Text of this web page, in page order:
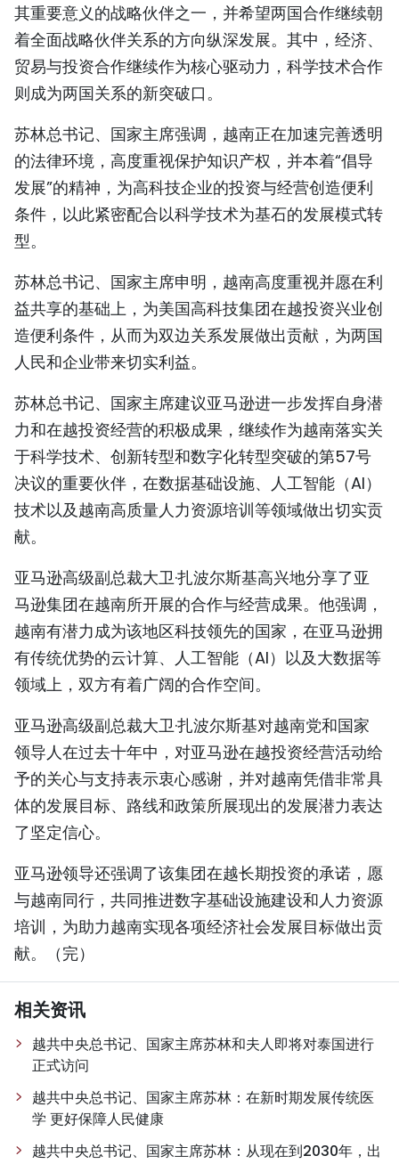
ENGLISH
FRANÇAIS
ESPAÑOL
其重要意义的战略伙伴之一，并希望两国合作继续朝
着全面战略伙伴关系的方向纵深发展。其中，经济、
贸易与投资合作继续作为核心驱动力，科学技术合作
则成为两国关系的新突破口。
苏林总书记、国家主席强调，越南正在加速完善透明
的法律环境，高度重视保护知识产权，并本着“倡导
发展”的精神，为高科技企业的投资与经营创造便利
条件，以此紧密配合以科学技术为基石的发展模式转
型。
苏林总书记、国家主席申明，越南高度重视并愿在利
益共享的基础上，为美国高科技集团在越投资兴业创
造便利条件，从而为双边关系发展做出贡献，为两国
人民和企业带来切实利益。
苏林总书记、国家主席建议亚马逊进一步发挥自身潜
力和在越投资经营的积极成果，继续作为越南落实关
于科学技术、创新转型和数字化转型突破的第57号
决议的重要伙伴，在数据基础设施、人工智能（AI）
技术以及越南高质量人力资源培训等领域做出切实贡
献。
亚马逊高级副总裁大卫·扎波尔斯基高兴地分享了亚
马逊集团在越南所开展的合作与经营成果。他强调，
越南有潜力成为该地区科技领先的国家，在亚马逊拥
有传统优势的云计算、人工智能（AI）以及大数据等
领域上，双方有着广阔的合作空间。
亚马逊高级副总裁大卫·扎波尔斯基对越南党和国家
领导人在过去十年中，对亚马逊在越投资经营活动给
予的关心与支持表示衷心感谢，并对越南凭借非常具
体的发展目标、路线和政策所展现出的发展潜力表达
了坚定信心。
亚马逊领导还强调了该集团在越长期投资的承诺，愿
与越南同行，共同推进数字基础设施建设和人力资源
培训，为助力越南实现各项经济社会发展目标做出贡
献。（完）
相关资讯
越共中央总书记、国家主席苏林和夫人即将对泰国进行
正式访问
越共中央总书记、国家主席苏林：在新时期发展传统医
学 更好保障人民健康
越共中央总书记、国家主席苏林：从现在到2030年，出